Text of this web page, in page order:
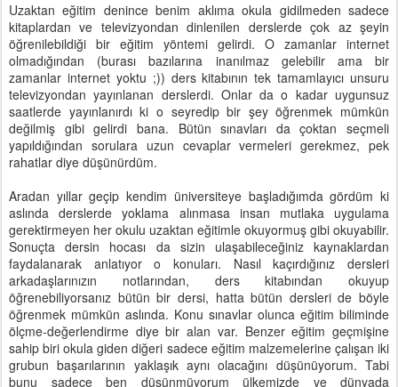
Uzaktan eğitim denince benim aklıma okula gidilmeden sadece
kitaplardan ve televizyondan dinlenilen derslerde çok az şeyin
öğrenilebildiği bir eğitim yöntemi gelirdi. O zamanlar internet
olmadığından (burası bazılarına inanılmaz gelebilir ama bir
zamanlar internet yoktu ;)) ders kitabının tek tamamlayıcı unsuru
televizyondan yayınlanan derslerdi. Onlar da o kadar uygunsuz
saatlerde yayınlanırdı ki o seyredip bir şey öğrenmek mümkün
değilmiş gibi gelirdi bana. Bütün sınavları da çoktan seçmeli
yapıldığından sorulara uzun cevaplar vermeleri gerekmez, pek
rahatlar diye düşünürdüm.
Aradan yıllar geçip kendim üniversiteye başladığımda gördüm ki
aslında derslerde yoklama alınmasa insan mutlaka uygulama
gerektirmeyen her okulu uzaktan eğitimle okuyormuş gibi okuyabilir.
Sonuçta dersin hocası da sizin ulaşabileceğiniz kaynaklardan
faydalanarak anlatıyor o konuları. Nasıl kaçırdığınız dersleri
arkadaşlarınızın notlarından, ders kitabından okuyup
öğrenebiliyorsanız bütün bir dersi, hatta bütün dersleri de böyle
öğrenmek mümkün aslında. Konu sınavlar olunca eğitim biliminde
ölçme-değerlendirme diye bir alan var. Benzer eğitim geçmişine
sahip biri okula giden diğeri sadece eğitim malzemelerine çalışan iki
grubun başarılarının yaklaşık aynı olacağını düşünüyorum. Tabi
bunu sadece ben düşünmüyorum ülkemizde ve dünyada